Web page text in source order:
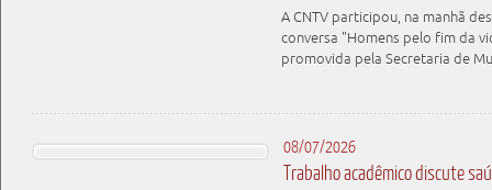
A CNTV participou, na manhã
conversa "Homens pelo fim da
promovida pela Secretaria de
08/07/2026
Trabalho acadêmico discute